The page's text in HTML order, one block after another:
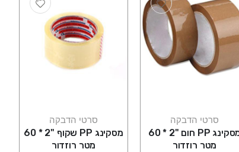
סרטי הדבקה
מסקינג PP חום "2 * 60
מטר רוזדור
סרטי הדבקה
מסקינג PP שקוף "2 * 60
מטר רוזדור